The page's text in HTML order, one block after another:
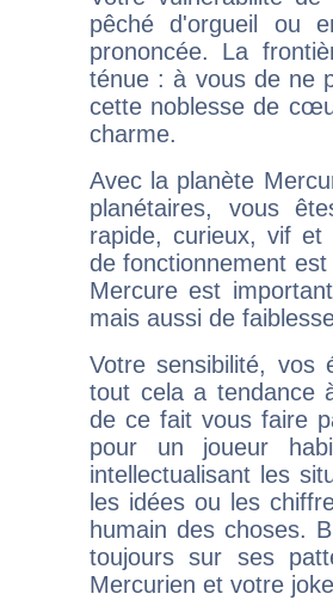
pêché d'orgueil ou
prononcée. La
ténue : à vous de ne
cette noblesse de
charme.
Avec la planète
planétaires, vous
rapide, curieux, vif et
de fonctionnement
Mercure est
mais aussi de
Votre sensibilité,
tout cela a tendance
de ce fait vous faire
pour un joueur
intellectualisant les
les idées ou les
humain des choses.
toujours sur ses
Mercurien et votre